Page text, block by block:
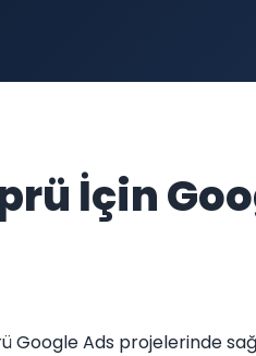
İçin
Google Ads projelerinde